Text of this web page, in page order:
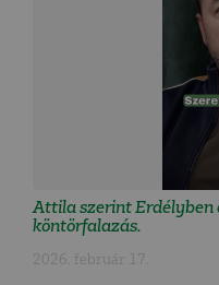
Attila szerint Erdélyben
köntörfalazás.
2026. február 17.